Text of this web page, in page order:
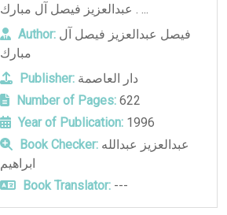
عبدالعزيز فيصل آل مبارك . ...
Author: فيصل عبدالعزيز فيصل آل
مبارك
Publisher: دار العاصمة
Number of Pages:622
Year of Publication:1996
Book Checker:عبدالعزيز عبدالله
ابراهيم
Book Translator:---